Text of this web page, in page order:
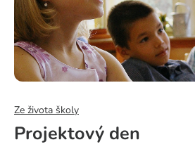
Ze života školy
Projektový den